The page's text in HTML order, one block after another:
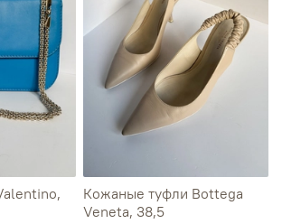
Кожаные туфли Bottega
Veneta, 38,5